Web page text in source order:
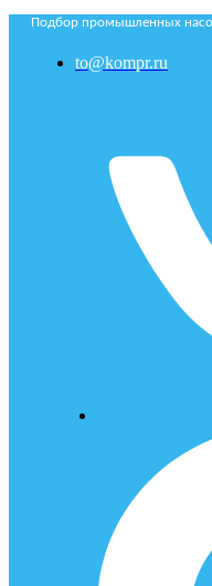
Подбор промышленных
to@kompr.ru